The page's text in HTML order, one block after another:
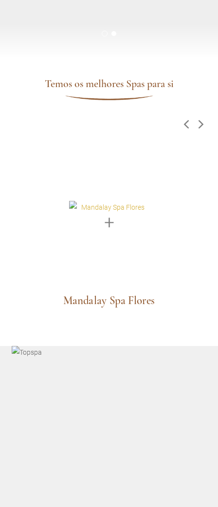
Temos os melhores Spas para si
Mandalay Spa Flores